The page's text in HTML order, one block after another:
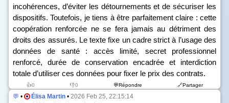
incohérences, d’éviter les détournements et de sécuriser les
dispositifs. Toutefois, je tiens à être parfaitement claire : cette
coopération renforcée ne se fera jamais au détriment des
droits des assurés. Le texte fixe un cadre strict à l’usage des
données de santé : accès limité, secret professionnel
renforcé, durée de conservation encadrée et interdiction
totale d’utiliser ces données pour fixer le prix des contrats.
👍0 👎0 💬Répondre 🔗Partager
💬 • Élisa Martin • 2026 Feb 25, 22:15:14